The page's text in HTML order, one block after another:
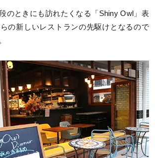
のときにも訪れたくなる「Shiny Owl」表
の新しいレストランの先駆けとなるので